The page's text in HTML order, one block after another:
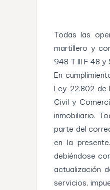
Todas las
martillero y
948 T III F 48 y
En
Ley 22.802 de
Civil y
inmobiliario.
parte del
en la
debiéndose
actualización
servicios,